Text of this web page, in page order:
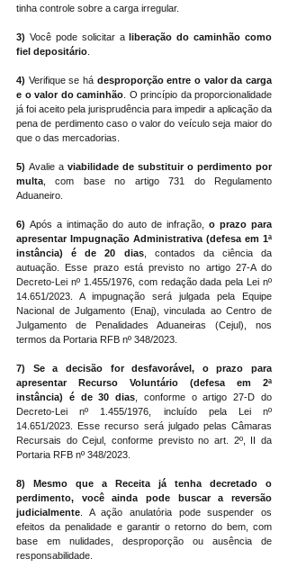
tinha controle sobre a carga irregular.
3) Você pode solicitar a liberação do caminhão como
fiel depositário
4) Verifique se há desproporção entre o valor da carga
e o valor do caminhão . O princípio da proporcionalidade
já foi aceito pela jurisprudência para impedir a aplicação da
pena de perdimento caso o valor do veículo seja maior do
que o das mercadorias.
5) Avalie a viabilidade de substituir o perdimento por
multa , com base no artigo 731 do Regulamento
Aduaneiro.
6) Após a intimação do auto de infração,
o prazo para
apresentar Impugnação Administrativa (defesa em 1ª
instância) é de 20 dias, contados da ciência da
autuação. Esse prazo está previsto no artigo 27-A do
Decreto-Lei nº 1.455/1976, com redação dada pela Lei nº
14.651/2023. A impugnação será julgada pela Equipe
Nacional de Julgamento (Enaj), vinculada ao Centro de
Julgamento de Penalidades Aduaneiras (Cejul), nos
termos da Portaria RFB nº 348/2023.
7)
Se a decisão for desfavorável, o prazo para
apresentar Recurso Voluntário (defesa em 2ª
instância) é de 30 dias , conforme o artigo 27-D do
Decreto-Lei nº 1.455/1976, incluído pela Lei nº
14.651/2023. Esse recurso será julgado pelas Câmaras
Recursais do Cejul, conforme previsto no art. 2º, II da
Portaria RFB nº 348/2023.
8)
Mesmo que a Receita já tenha decretado o
perdimento, você ainda pode buscar a reversão
judicialmente . A ação anulatória pode suspender os
efeitos da penalidade e garantir o retorno do bem, com
base em nulidades, desproporção ou ausência de
responsabilidade.